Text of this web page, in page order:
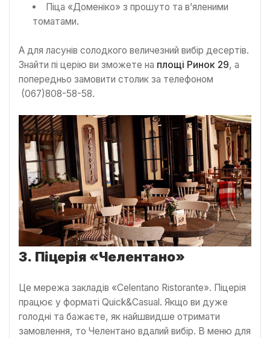
Піца «Доменіко» з прошуто та в’яленими
томатами.
А для ласунів солодкого величезний вибір десертів.
Знайти пі церію ви зможете на площі Ринок 29, а
попередньо замовити столик за телефоном
(067)808-58-58.
3. Піцерія «Челентано»
Це мережа закладів «Celentano Ristorante». Піцерія
працює у форматі Quick&Casual. Якщо ви дуже
голодні та бажаєте, як найшвидше отримати
замовлення, то Челентано вдалий вибір. В меню для